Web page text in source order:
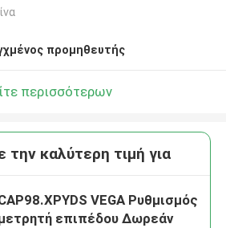
προμηθευτής
περισσότερων
καλύτερη τιμή για
VEGA Ρυθμισμός
επιπέδου Δωρεάν